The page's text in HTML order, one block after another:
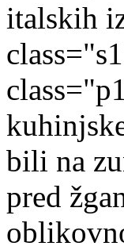
italskih
bili na
pred